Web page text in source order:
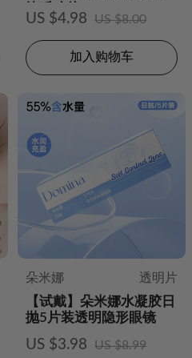
快乐碎片
US $4.98 US $8.00
加入购物车
朵米娜
透明片
【试戴】朵米娜水凝胶日
抛5片装透明隐形眼镜
US $3.98 US $8.99